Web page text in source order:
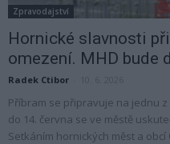
Zpravodajství
Hornické slavnosti
omezení. MHD bude
Radek Ctibor
Příbram se připravuje na jednu
do 14. června se ve městě
Setkáním hornických měst a